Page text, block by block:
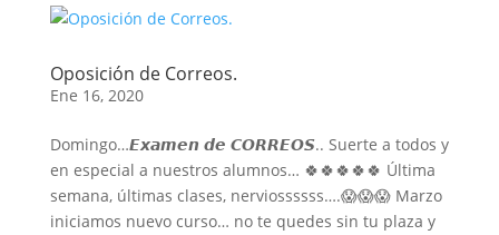
Oposición de Correos.
Ene 16, 2020
Domingo…𝙀𝙭𝙖𝙢𝙚𝙣 𝙙𝙚 𝘾𝙊𝙍𝙍𝙀𝙊𝙎.. Suerte a todos y
en especial a nuestros alumnos… 🍀🍀🍀🍀🍀 Última
semana, últimas clases, nerviossssss….😱😱😱 Marzo
iniciamos nuevo curso… no te quedes sin tu plaza y